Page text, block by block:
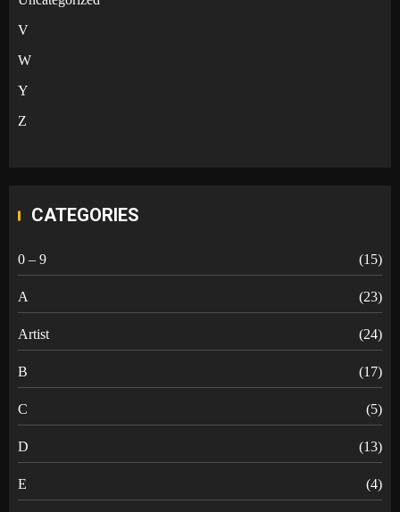
V
W
Y
Z
CATEGORIES
0 – 9 (15)
A (23)
Artist (24)
B (17)
C (5)
D (13)
E (4)